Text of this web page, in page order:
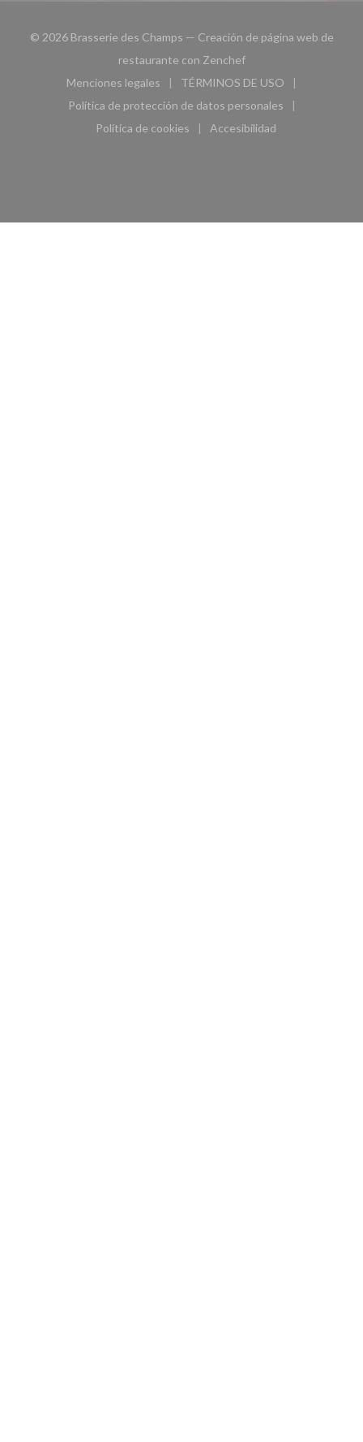
© 2026 Brasserie des Champs — Creación de página web de
restaurante con Zenchef((abre en una nueva
Menciones legales
((abre en una nueva ventana))
TÉRMINOS DE USO
((abre en una nueva
Política de protección de datos personales
((abre en una nueva ventana))
Política de cookies
((abre en una nueva ventana))
Accesibilidad